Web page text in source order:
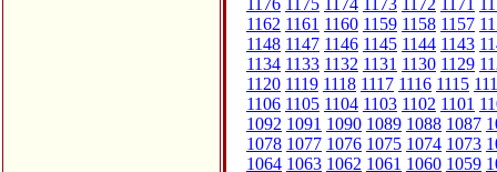
1176 1175 1174 1173 1172 1171
1162 1161 1160 1159 1158 1157
1148 1147 1146 1145 1144 1143
1134 1133 1132 1131 1130 1129
1120 1119 1118 1117 1116 1115
1106 1105 1104 1103 1102 1101
1092 1091 1090 1089 1088 1087
1078 1077 1076 1075 1074 1073
1064 1063 1062 1061 1060 1059